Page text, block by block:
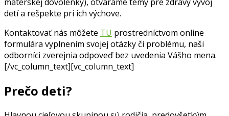
detí a rešpekte pri ich výchove.
Kontaktovať nás môžete TU prostredníctvom online
formulára vyplnením svojej otázky či problému, naši
odborníci zverejnia odpoveď bez uvedenia Vášho mena.
[/vc_column_text][vc_column_text]
Prečo deti?